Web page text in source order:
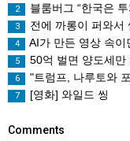
2 블룸버그 “한국은 투자
3 전에 까롱이 퍼와서
4 AI가 만든 영상 속이면
5 50억 벌면 양도세만
6 "트럼프, 나루토와 포켓
7 [영화] 와일드 씽
Comments